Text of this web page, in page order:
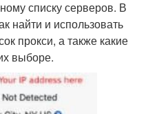
списку серверов. В
найти и использовать
прокси, а также какие
выборе.